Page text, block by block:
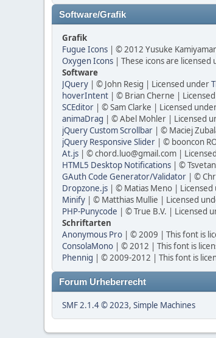
Software/Grafik
Grafik
Fugue Icons | © 2012 Yusuke
Oxygen Icons | These icons are licensed
Software
JQuery | © John Resig | Licensed under
hoverIntent | © Brian Cherne |
SCEditor | © Sam Clarke | Licensed
animaDrag | © Abel Mohler | Licensed
jQuery Custom Scrollbar | © Maciej
jQuery Responsive Slider | © booncon
At.js | © chord.luo@gmail.com |
HTML5 Desktop Notifications | ©
GAuth Code Generator/Validator | ©
Dropzone.js | © Matias Meno | Licensed
Minify | © Matthias Mullie | Licensed
PHP-Punycode | © True B.V. | Licensed
Schriftarten
Anonymous Pro | © 2009 | This font is
ConsolaMono | © 2012 | This font is
Phennig | © 2009-2012 | This font is
Forum Urheberrecht
SMF 2.1.4 © 2023, Simple Machines